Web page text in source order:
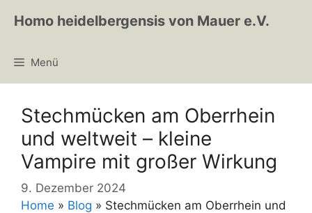
InhaltHomo heidelbergensis von Mauer e.V.
Menü
Stechmücken am Oberrhein
und weltweit – kleine
Vampire mit großer Wirkung
9. Dezember 2024
Home » Blog » Stechmücken am Oberrhein und